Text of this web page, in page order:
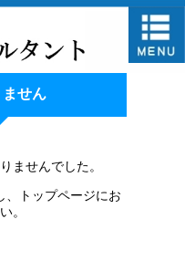
せん
ませんでした。
、トップページにお
。